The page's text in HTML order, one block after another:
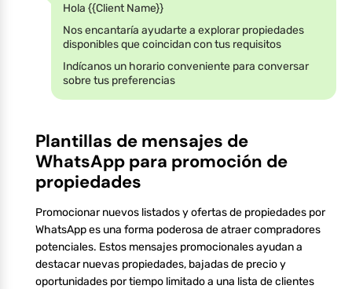
Hola {{Client Name}}
Nos encantaría ayudarte a explorar propiedades
disponibles que coincidan con tus requisitos
Indícanos un horario conveniente para conversar
sobre tus preferencias
Plantillas de mensajes de
WhatsApp para promoción de
propiedades
Promocionar nuevos listados y ofertas de propiedades por
WhatsApp es una forma poderosa de atraer compradores
potenciales. Estos mensajes promocionales ayudan a
destacar nuevas propiedades, bajadas de precio y
oportunidades por tiempo limitado a una lista de clientes